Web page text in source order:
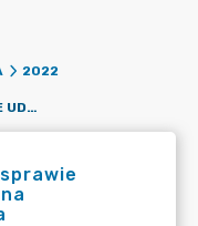
2022
OR.0050.895.2022_ZZE W SPRAWIE UDZIELENIA DOTACJI CELOWEJ NA MODERNIZACJE ŹRÓDEŁ CIEPŁA